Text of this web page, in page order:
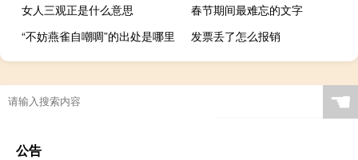
女人三观正是什么意思
春节期间最难忘的文字
“不妨燕雀自嘲啁”的出处是哪里
发票丢了怎么报销
☚
公告